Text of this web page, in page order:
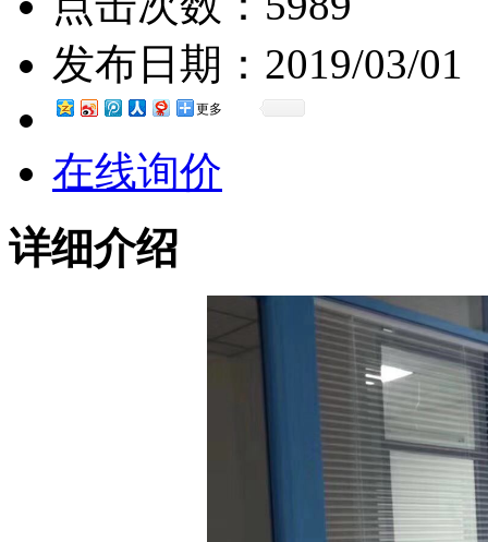
发布日期： 2019/03/01
更多
在线询价
详细介绍